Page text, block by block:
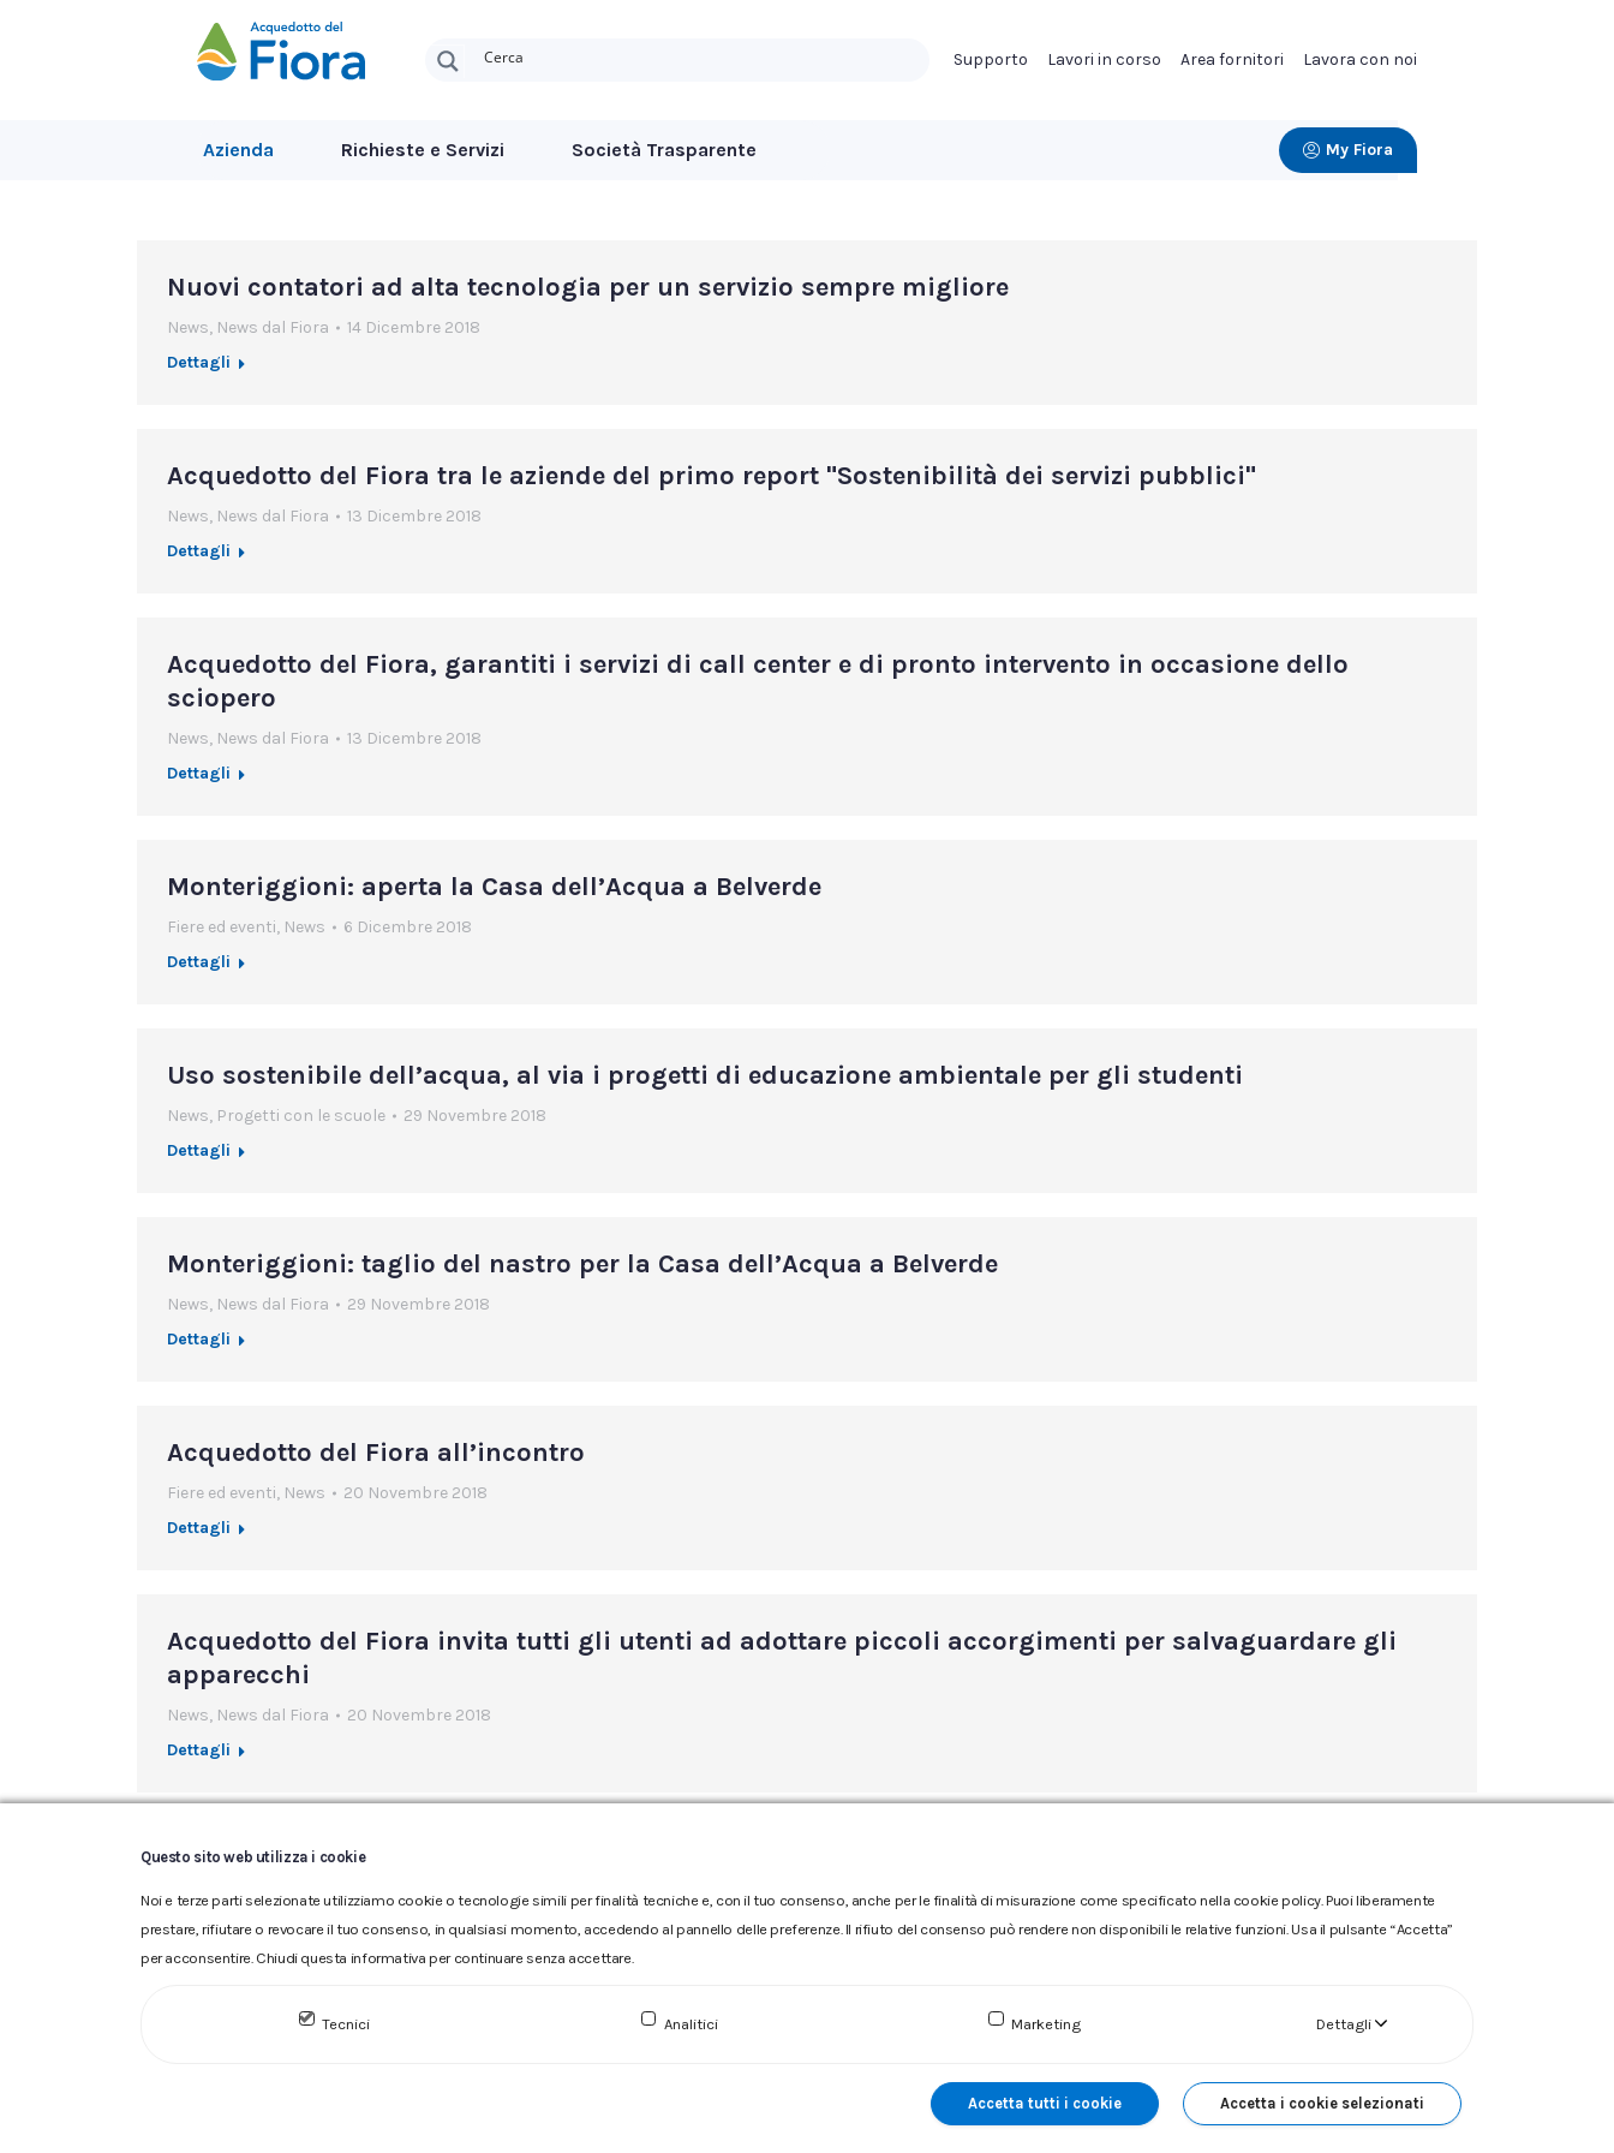
Supporto Lavori in corso Area fornitori Lavora con noi
Azienda Richieste e Servizi Società Trasparente My Fiora
Nuovi contatori ad alta tecnologia per un servizio sempre migliore
News, News dal Fiora
14 Dicembre 2018
Dettagli
Acquedotto del Fiora tra le aziende del primo report "Sostenibilità dei servizi pubblici"
News, News dal Fiora
13 Dicembre 2018
Dettagli
Acquedotto del Fiora, garantiti i servizi di call center e di pronto intervento in occasione dello
sciopero
News, News dal Fiora
13 Dicembre 2018
Dettagli
Monteriggioni: aperta la Casa dell’Acqua a Belverde
Fiere ed eventi, News
6 Dicembre 2018
Dettagli
Uso sostenibile dell’acqua, al via i progetti di educazione ambientale per gli studenti
News, Progetti con le scuole
29 Novembre 2018
Dettagli
Monteriggioni: taglio del nastro per la Casa dell’Acqua a Belverde
News, News dal Fiora
29 Novembre 2018
Dettagli
Acquedotto del Fiora all’incontro
Fiere ed eventi, News
20 Novembre 2018
Dettagli
Acquedotto del Fiora invita tutti gli utenti ad adottare piccoli accorgimenti per salvaguardare gli
apparecchi
News, News dal Fiora
20 Novembre 2018
Dettagli
Glossario Reclamo pdf
Questo sito web utilizza i cookie
Noi e terze parti selezionate utilizziamo cookie o tecnologie simili per finalità tecniche e, con il tuo consenso, anche per le finalità di misurazione come specificato nella cookie policy. Puoi liberamente
prestare, rifiutare o revocare il tuo consenso, in qualsiasi momento, accedendo al pannello delle preferenze. Il rifiuto del consenso può rendere non disponibili le relative funzioni. Usa il pulsante “Accetta”
per acconsentire. Chiudi questa informativa per continuare senza accettare.
Tecnici Analitici Marketing Dettagli
Accetta tutti i cookie Accetta i cookie selezionati